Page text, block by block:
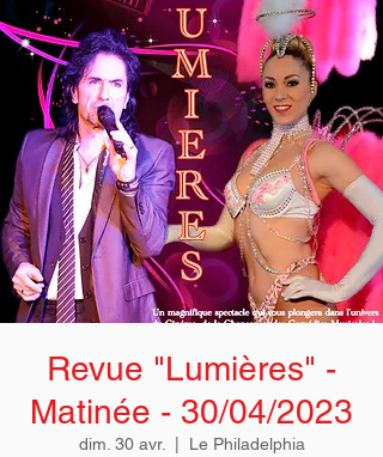
Revue "Lumières" -
Matinée - 30/04/2023
dim. 30 avr. Le Philadelphia